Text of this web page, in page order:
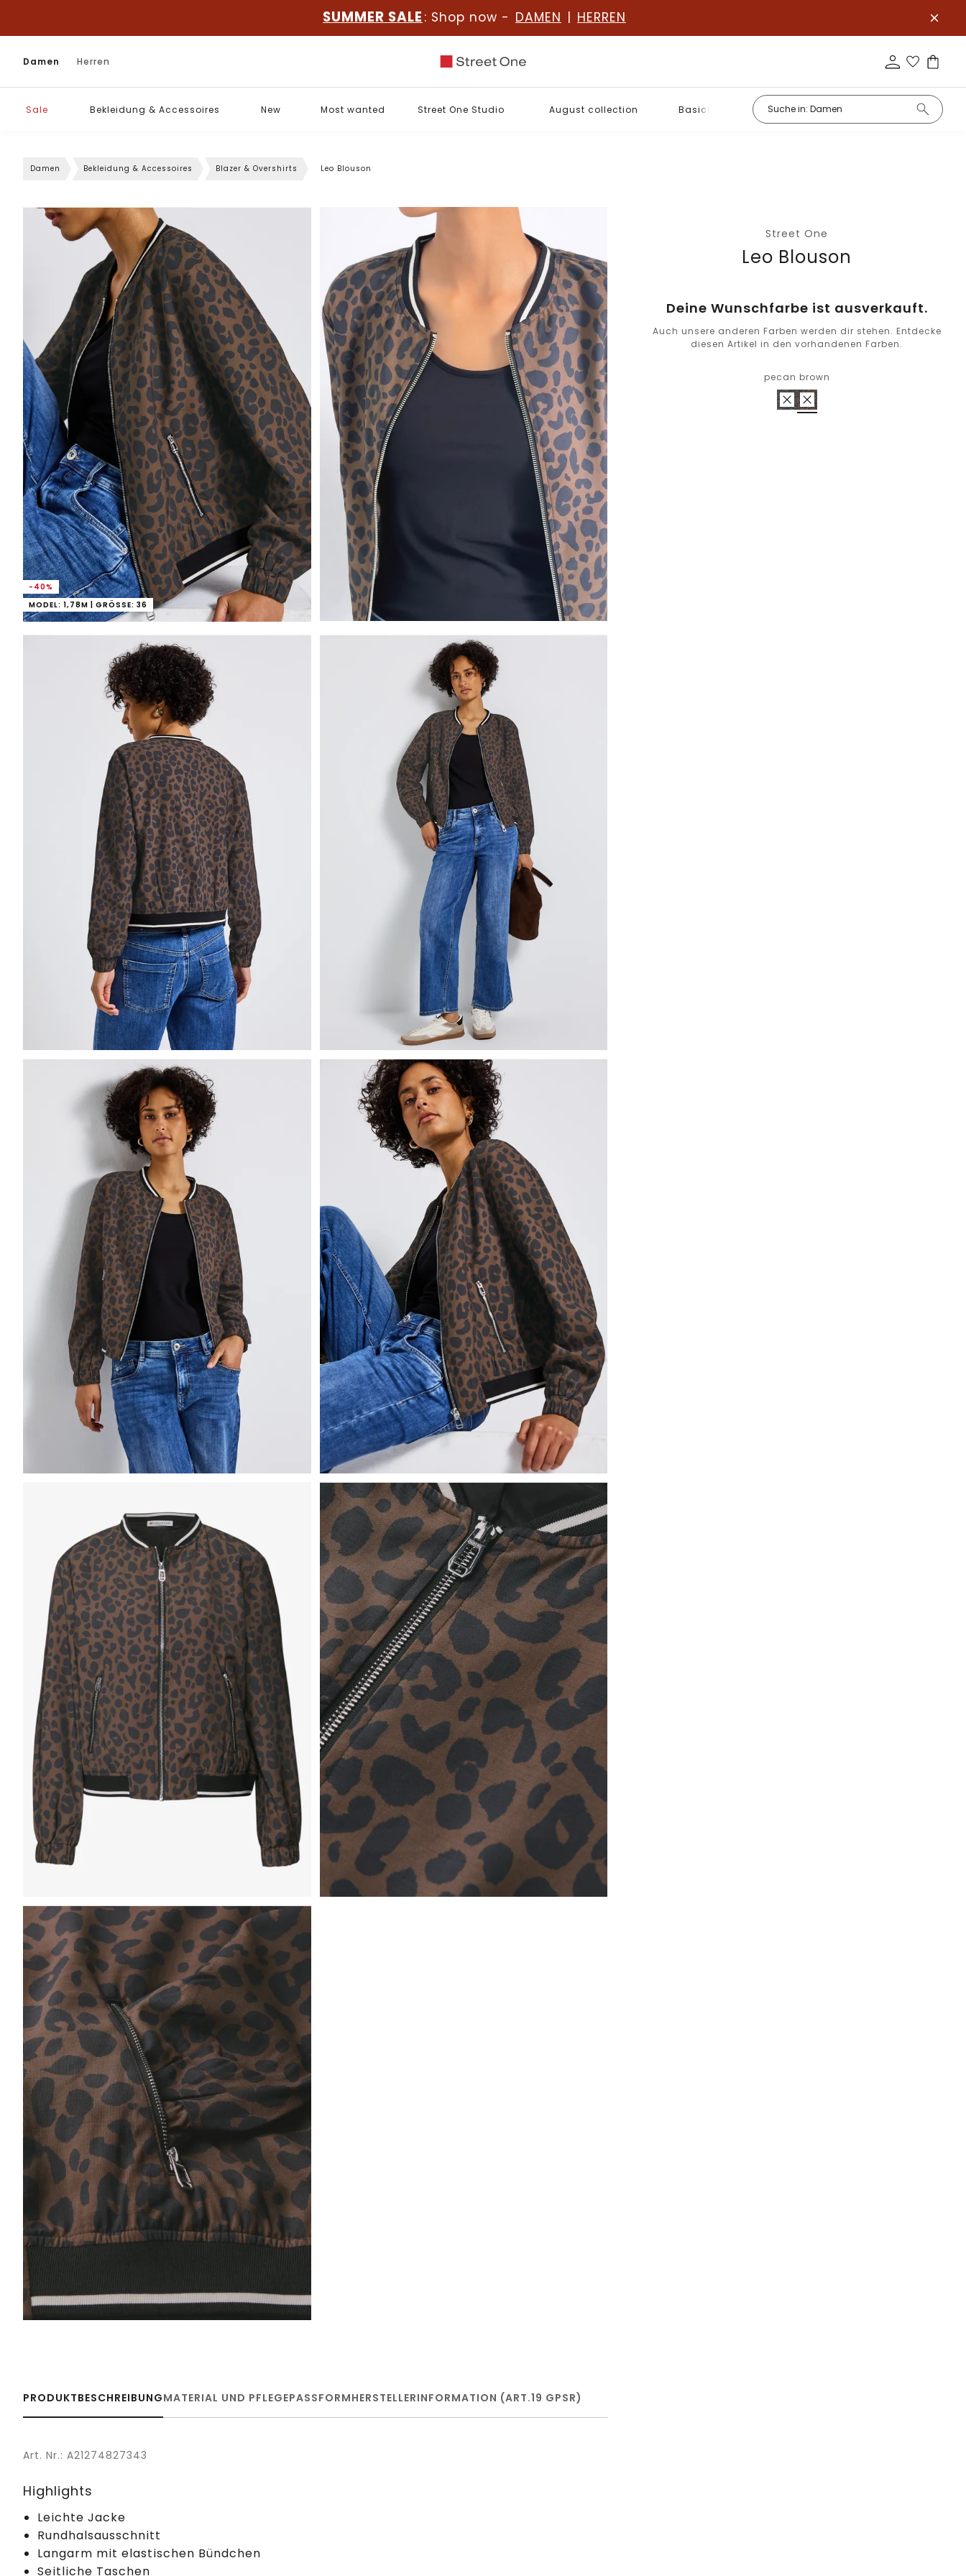
SUMMER SALE : Shop now - DAMEN | HERREN
Damen Herren
Sale Bekleidung & Accessoires New Most wanted Street One Studio August collection Basics
Damen Bekleidung & Accessoires Blazer & Overshirts Leo Blouson
-40%
MODEL: 1,78M | GRÖSSE: 36
Street One
Leo Blouson
Deine Wunschfarbe ist ausverkauft.
Auch unsere anderen Farben werden dir stehen. Entdecke
diesen Artikel in den vorhandenen Farben.
pecan brown
PRODUKTBESCHREIBUNGMATERIAL UND PFLEGEPASSFORMHERSTELLERINFORMATION (ART.19 GPSR)
Art. Nr.: A21274827343
Highlights
Leichte Jacke
Rundhalsausschnitt
Langarm mit elastischen Bündchen
Seitliche Taschen